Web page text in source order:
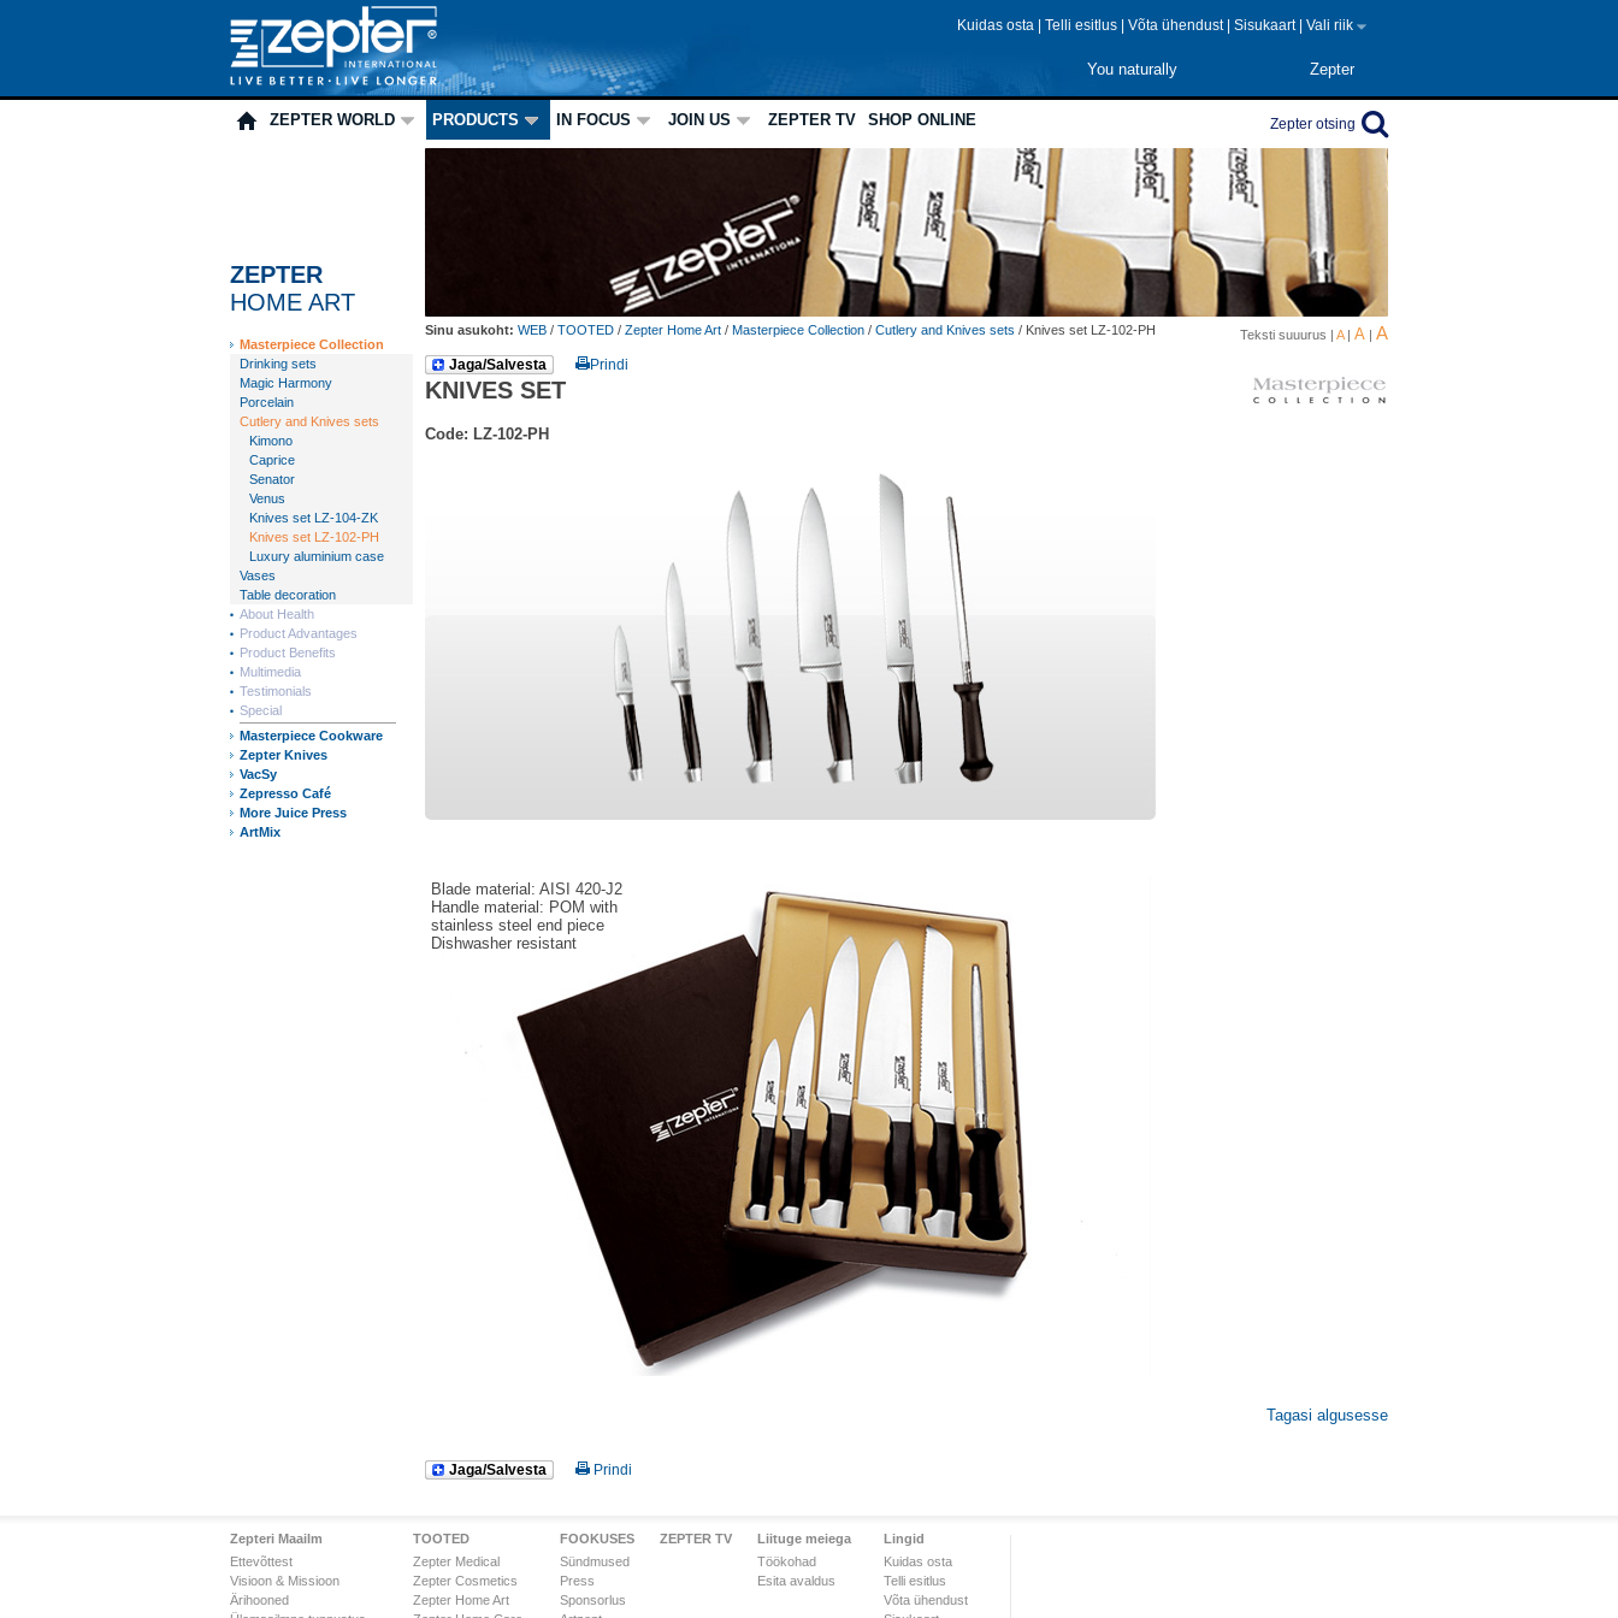
Kuidas osta Telli esitlus Võta ühendust Sisukaart Vali riik
You naturally Zepter
ZEPTER WORLD PRODUCTS IN FOCUS JOIN US ZEPTER TV SHOP ONLINE Zepter otsing
ZEPTER
HOME ART
Masterpiece Collection
Drinking sets
Magic Harmony
Porcelain
Cutlery and Knives sets
Kimono
Caprice
Senator
Venus
Knives set LZ-104-ZK
Knives set LZ-102-PH
Luxury aluminium case
Vases
Table decoration
About Health
Product Advantages
Product Benefits
Multimedia
Testimonials
Special
Masterpiece Cookware
Zepter Knives
VacSy
Zepresso Café
More Juice Press
ArtMix
Sinu asukoht: WEB / TOOTED / Zepter Home Art / Masterpiece Collection / Cutlery and Knives sets / Knives set LZ-102-PH Teksti suuurus | A | A | A
Jaga/Salvesta Prindi
KNIVES SET
Code: LZ-102-PH
Blade material: AISI 420-J2
Handle material: POM with
stainless steel end piece
Dishwasher resistant
Tagasi algusesse
Jaga/Salvesta Prindi
Zepteri Maailm
Ettevõttest
Visioon & Missioon
Ärihooned
TOOTED
Zepter Medical
Zepter Cosmetics
Zepter Home Art
FOOKUSES
Sündmused
Press
Sponsorlus
ZEPTER TV
Liituge meiega
Töökohad
Esita avaldus
Lingid
Kuidas osta
Telli esitlus
Võta ühendust